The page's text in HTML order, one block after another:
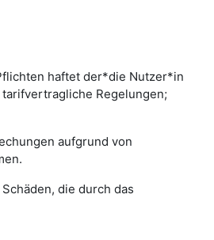
haftet der*die Nutzer*in
Regelungen;
aufgrund von
die durch das